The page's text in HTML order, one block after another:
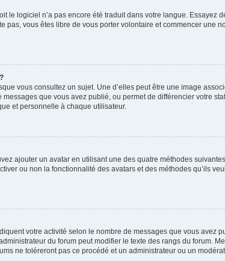
le logiciel n’a pas encore été traduit dans votre langue. Essayez
pas, vous êtes libre de vous porter volontaire et commencer une
vous consultez un sujet. Une d’elles peut être une image
que vous avez publié, ou permet de différencier votre
et personnelle à chaque utilisateur.
ajouter un avatar en utilisant une des quatre méthodes
ou non la fonctionnalité des avatars et des méthodes qu’ils
votre activité selon le nombre de messages que vous avez
du forum peut modifier le texte des rangs du forum.
ne toléreront pas ce procédé et un administrateur ou un